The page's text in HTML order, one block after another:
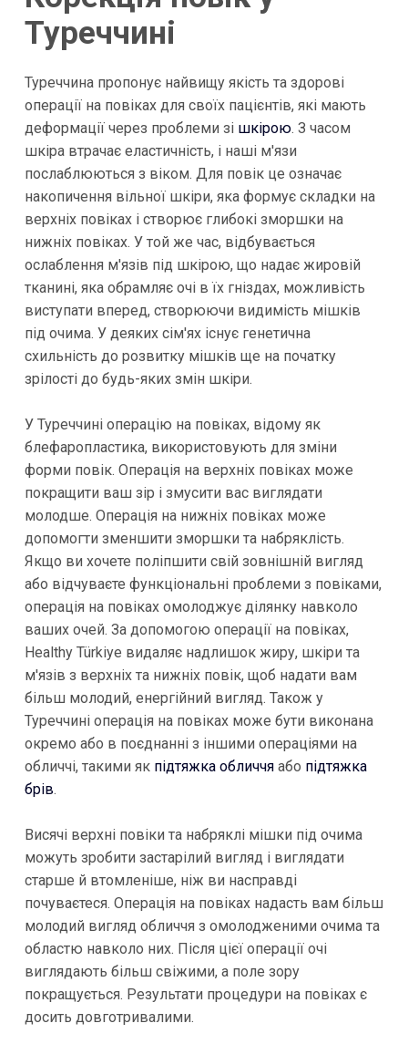
Туреччині
Туреччина пропонує найвищу якість та здорові
операції на повіках для своїх пацієнтів, які мають
деформації через проблеми зі шкірою. З часом
шкіра втрачає еластичність, і наші м'язи
послаблюються з віком. Для повік це означає
накопичення вільної шкіри, яка формує складки на
верхніх повіках і створює глибокі зморшки на
нижніх повіках. У той же час, відбувається
ослаблення м'язів під шкірою, що надає жировій
тканині, яка обрамляє очі в їх гніздах, можливість
виступати вперед, створюючи видимість мішків
під очима. У деяких сім'ях існує генетична
схильність до розвитку мішків ще на початку
зрілості до будь-яких змін шкіри.
У Туреччині операцію на повіках, відому як
блефаропластика, використовують для зміни
форми повік. Операція на верхніх повіках може
покращити ваш зір і змусити вас виглядати
молодше. Операція на нижніх повіках може
допомогти зменшити зморшки та набряклість.
Якщо ви хочете поліпшити свій зовнішній вигляд
або відчуваєте функціональні проблеми з повіками,
операція на повіках омолоджує ділянку навколо
ваших очей. За допомогою операції на повіках,
Healthy Türkiye видаляє надлишок жиру, шкіри та
м'язів з верхніх та нижніх повік, щоб надати вам
більш молодий, енергійний вигляд. Також у
Туреччині операція на повіках може бути виконана
окремо або в поєднанні з іншими операціями на
обличчі, такими як підтяжка обличчяабо підтяжка
брів.
Висячі верхні повіки та набряклі мішки під очима
можуть зробити застарілий вигляд і виглядати
старше й втомленіше, ніж ви насправді
почуваєтеся. Операція на повіках надасть вам більш
молодий вигляд обличчя з омолодженими очима та
областю навколо них. Після цієї операції очі
виглядають більш свіжими, а поле зору
покращується. Результати процедури на повіках є
досить довготривалими.